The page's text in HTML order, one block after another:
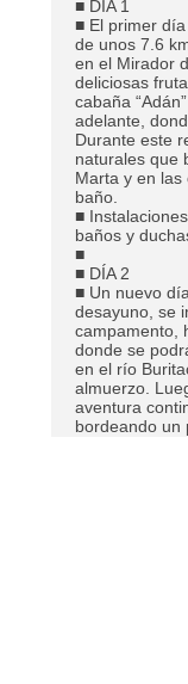
■ DÍA 1
■ El primer
de unos 7.6
en el Mirador
deliciosas
cabaña
adelante,
Durante este
naturales que
Marta y en las
baño.
■
baños y
■
■ DÍA 2
■ Un nuevo
desayuno, se
campamento,
donde se
en el río
almuerzo.
aventura
bordeando un